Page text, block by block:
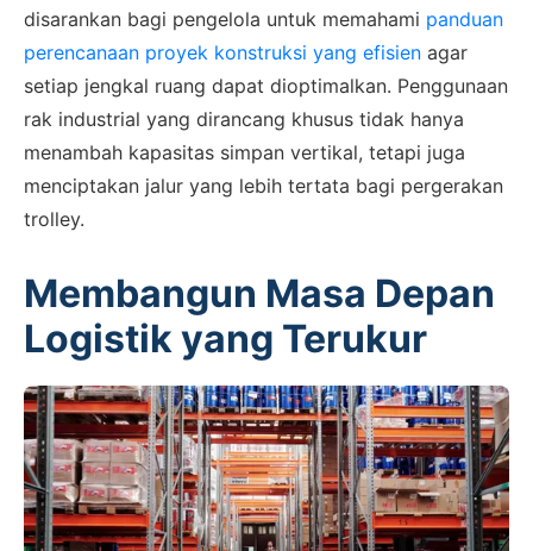
disarankan bagi pengelola untuk memahami panduan
perencanaan proyek konstruksi yang efisien agar
setiap jengkal ruang dapat dioptimalkan. Penggunaan
rak industrial yang dirancang khusus tidak hanya
menambah kapasitas simpan vertikal, tetapi juga
menciptakan jalur yang lebih tertata bagi pergerakan
trolley.
Membangun Masa Depan
Logistik yang Terukur